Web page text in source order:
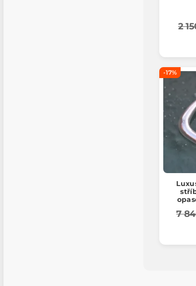
2
-17%
7